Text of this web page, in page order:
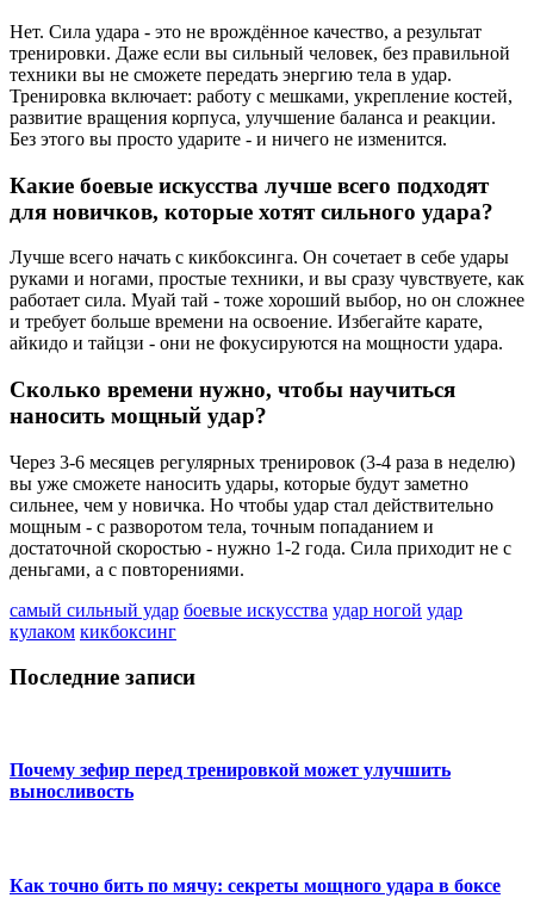
Нет. Сила удара - это не врождённое качество, а результат
тренировки. Даже если вы сильный человек, без правильной
техники вы не сможете передать энергию тела в удар.
Тренировка включает: работу с мешками, укрепление костей,
развитие вращения корпуса, улучшение баланса и реакции.
Без этого вы просто ударите - и ничего не изменится.
Какие боевые искусства лучше всего подходят
для новичков, которые хотят сильного удара?
Лучше всего начать с кикбоксинга. Он сочетает в себе удары
руками и ногами, простые техники, и вы сразу чувствуете, как
работает сила. Муай тай - тоже хороший выбор, но он сложнее
и требует больше времени на освоение. Избегайте карате,
айкидо и тайцзи - они не фокусируются на мощности удара.
Сколько времени нужно, чтобы научиться
наносить мощный удар?
Через 3-6 месяцев регулярных тренировок (3-4 раза в неделю)
вы уже сможете наносить удары, которые будут заметно
сильнее, чем у новичка. Но чтобы удар стал действительно
мощным - с разворотом тела, точным попаданием и
достаточной скоростью - нужно 1-2 года. Сила приходит не с
деньгами, а с повторениями.
самый сильный удар боевые искусства удар ногой удар
кулаком кикбоксинг
Последние записи
Почему зефир перед тренировкой может улучшить
выносливость
Как точно бить по мячу: секреты мощного удара в боксе